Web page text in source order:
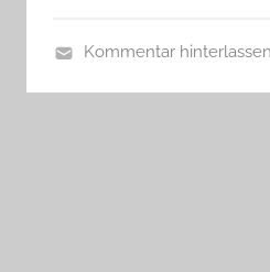
Kommentar hinterlassen